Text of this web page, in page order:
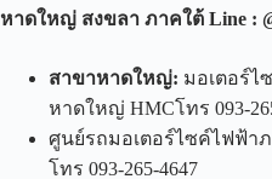
หาดใหญ่ สงขลา ภาคใต้ Line :
สาขาหาดใหญ่: มอเตอร์ไ
หาดใหญ่ HMCโทร 093-
ศูนย์รถมอเตอร์ไซค์ไฟฟ้าภ
โทร 093-265-4647